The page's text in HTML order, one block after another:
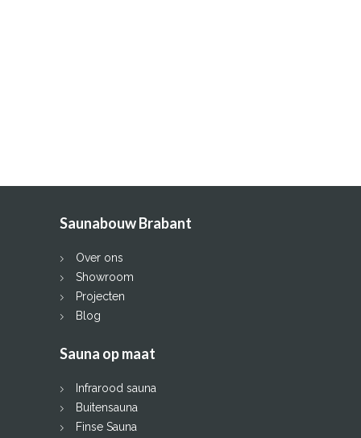
Saunabouw Brabant
Over ons
Showroom
Projecten
Blog
Sauna op maat
Infrarood sauna
Buitensauna
Finse Sauna